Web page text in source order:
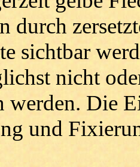
durch
sichtbar
nicht
werden. Die
und